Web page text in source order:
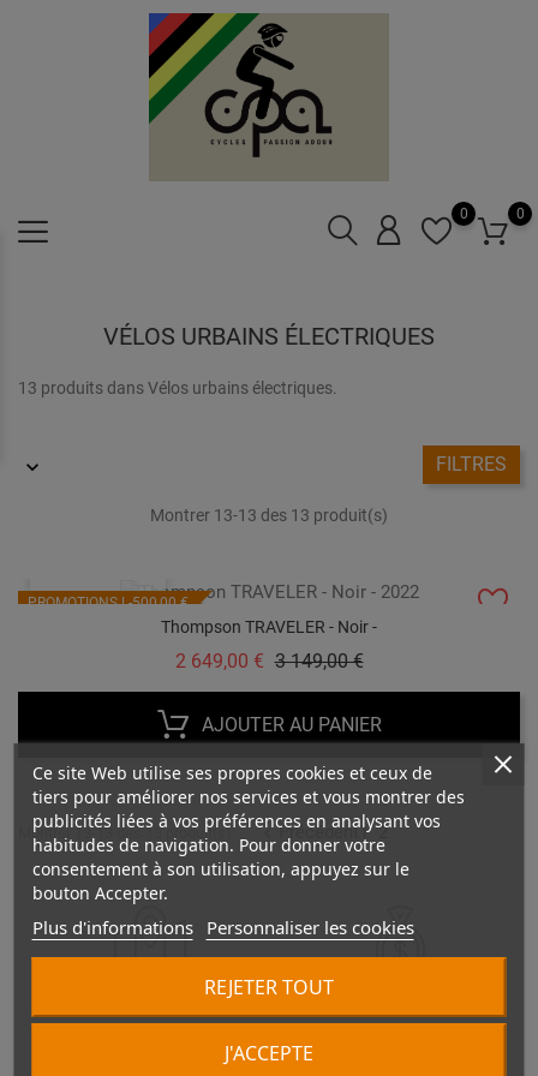
0
0
Ce site Web utilise ses propres cookies et ceux de
tiers pour améliorer nos services et vous montrer des
publicités liées à vos préférences en analysant vos
habitudes de navigation. Pour donner votre
consentement à son utilisation, appuyez sur le
bouton Accepter.
Plus d'informations Personnaliser les cookies
REJETER TOUT
J'ACCEPTE
VÉLOS URBAINS ÉLECTRIQUES
13 produits dans Vélos urbains électriques.
FILTRES
Montrer 13-13 des 13 produit(s)
PROMOTIONS !-500,00 €
Thompson TRAVELER - Noir -
2 649,00 € Prix
3 149,00 €Prix
AJOUTER AU PANIER
Montrer 13-13 des 13 produit(s) Précédent12
LIVRAISON FRANCE
Nous livrons partout en France
PAIEMENT EN PLUSIEURS